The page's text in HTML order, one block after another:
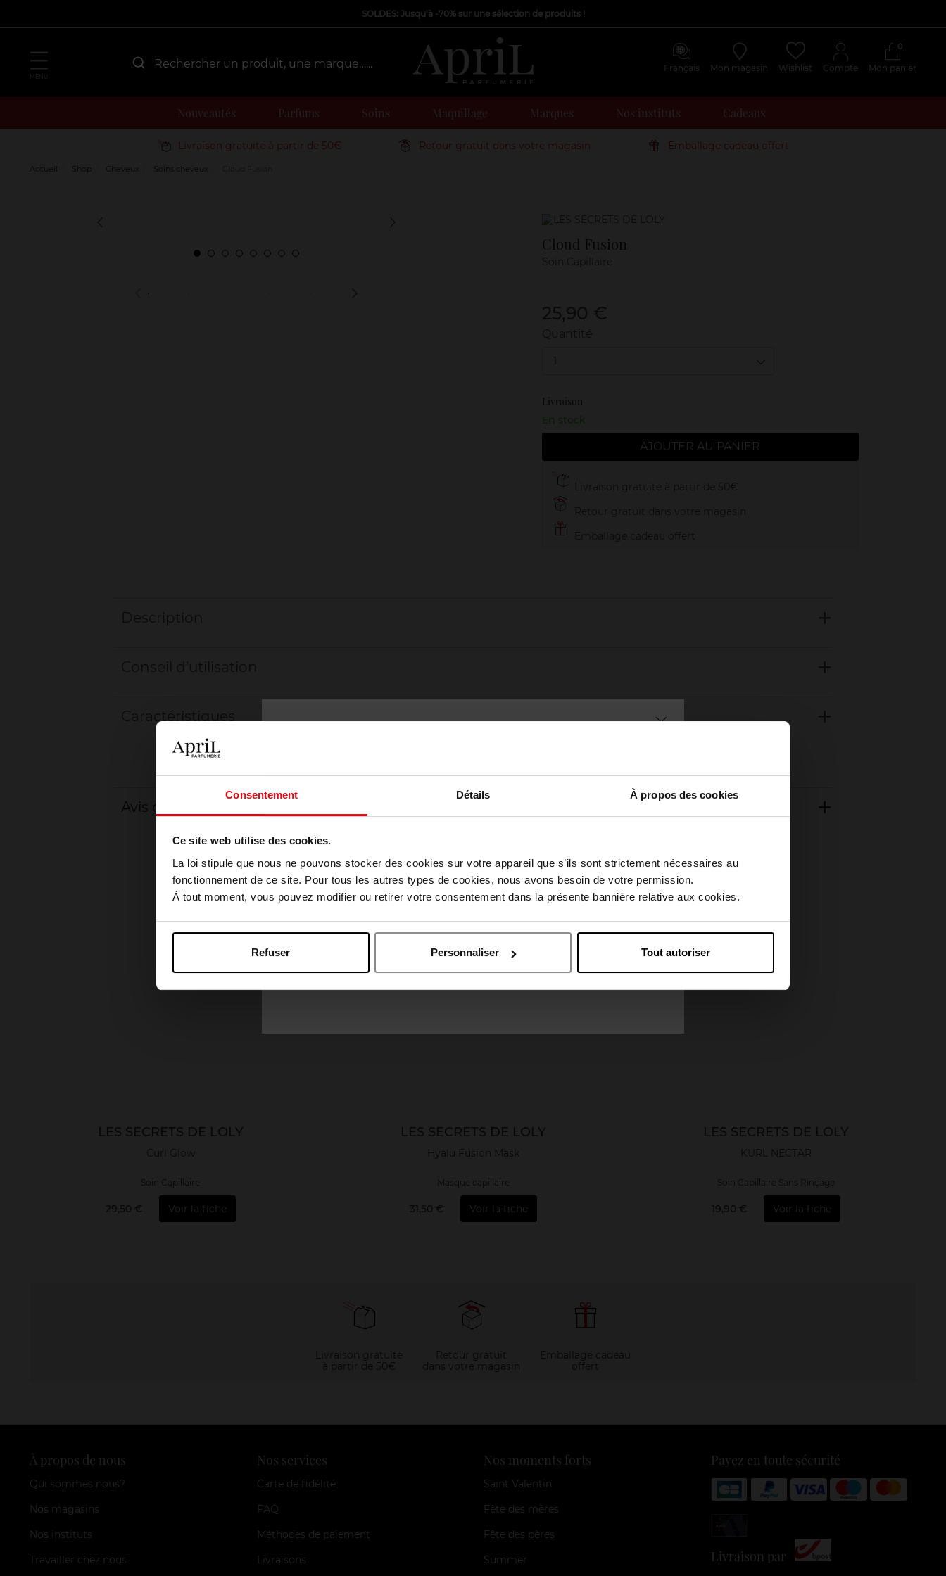
Consentement Détails À propos des cookies
Ce site web utilise des cookies.
La loi stipule que nous ne pouvons stocker des cookies sur votre appareil que s’ils sont strictement nécessaires au
fonctionnement de ce site. Pour tous les autres types de cookies, nous avons besoin de votre permission.
À tout moment, vous pouvez modifier ou retirer votre consentement dans la présente bannière relative aux cookies.
Refuser Personnaliser Tout autoriser
SOLDES: Jusqu'à -70% sur une sélection de produits !
Français Mon magasin Wishlist Compte Mon panier
0
Nouveautés Parfums Soins Maquillage Marques Nos instituts Cadeaux
Livraison gratuite à partir de 50€ Retour gratuit dans votre magasin Emballage cadeau offert
Accueil Shop Cheveux Soins cheveux
Marque
Cloud Fusion
1
Livraison
En stock
AJOUTER AU PANIER
Avis client
Oublié quelque chose ?
LES SECRETS DE LOLY
Curl Glow
Soin Capillaire
29,50 € Voir la fiche
LES SECRETS DE LOLY
Hyalu Fusion Mask
Masque capillaire
31,50 € Voir la fiche
LES SECRETS DE LOLY
KURL NECTAR
Soin Capillaire Sans Rinçage
19,90 € Voir la fiche
À propos de nous
Qui sommes nous?
Nos magasins
Nos instituts
Travailler chez nous
Nos services
Carte de fidélité
FAQ
Méthodes de paiement
Livraisons
Nos moments forts
Saint Valentin
Fête des mères
Fête des pères
Summer
Payez en toute sécurité
Livraison par
Choisissez votre pays